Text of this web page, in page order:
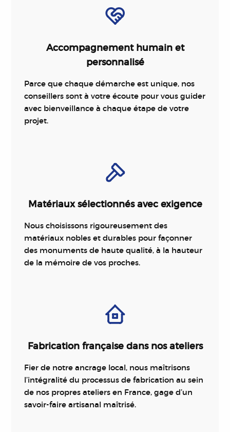
Accompagnement humain et
personnalisé
Parce que chaque démarche est unique, nos
conseillers sont à votre écoute pour vous guider
avec bienveillance à chaque étape de votre
projet.
Matériaux sélectionnés avec exigence
Nous choisissons rigoureusement des
matériaux nobles et durables pour façonner
des monuments de haute qualité, à la hauteur
de la mémoire de vos proches.
Fabrication française dans nos ateliers
Fier de notre ancrage local, nous maîtrisons
l’intégralité du processus de fabrication au sein
de nos propres ateliers en France, gage d’un
savoir-faire artisanal maîtrisé.